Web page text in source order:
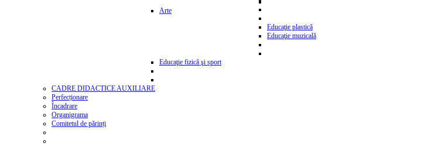
Arte
Educaţie plastică
Educaţie muzicală
Educaţie fizică şi sport
CADRE DIDACTICE AUXILIARE
Perfecționare
Încadrare
Organigrama
Comitetul de părinți